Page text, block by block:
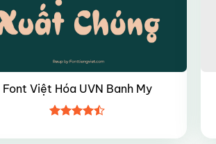
Font Việt Hóa UVN Banh My
hạng4.45